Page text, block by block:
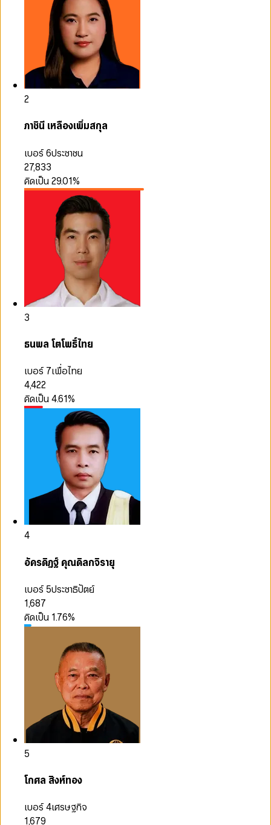
2
ภาชินี เหลืองเพิ่มสกุล
เบอร์ 6ประชาชน
27,833
คิดเป็น29.01%
3
ธนพล โตโพธิ์ไทย
เบอร์ 7เพื่อไทย
4,422
คิดเป็น4.61%
4
อัครดิฏฐ์ คุณดิลกจิรายุ
เบอร์ 5ประชาธิปัตย์
1,687
คิดเป็น 1.76%
5
โกศล สิงห์ทอง
เบอร์ 4เศรษฐกิจ
1,679